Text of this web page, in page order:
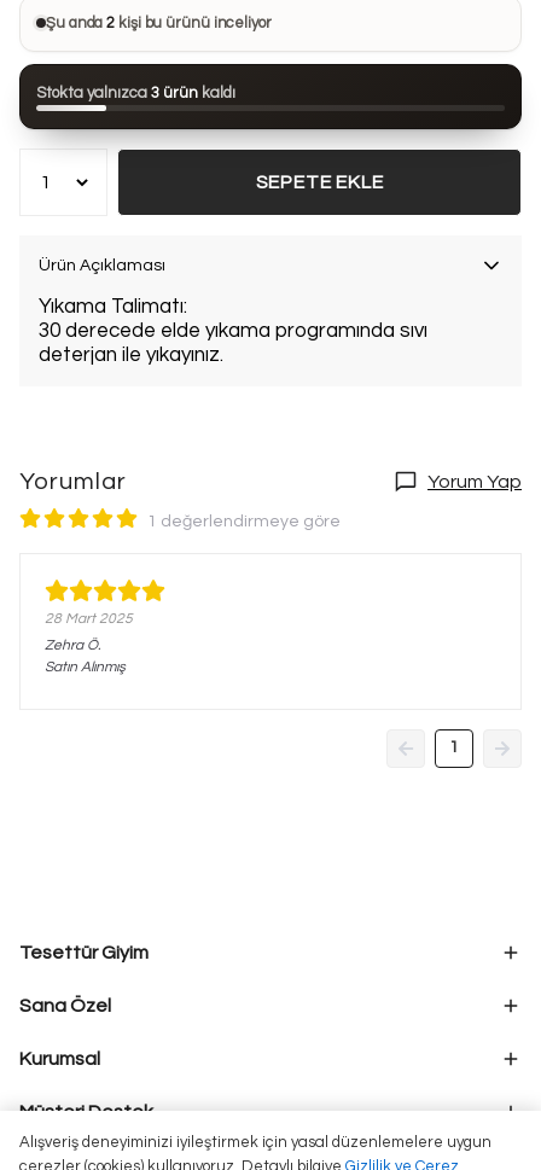
Alışveriş deneyiminizi iyileştirmek için yasal düzenlemelere uygun
çerezler (cookies) kullanıyoruz. Detaylı bilgiye Gizlilik ve Çerez
Bu ürünü 15 kişi favorilerine ekledi
Bu ürün son 24 saatte67 kezgörüntülendi
Şu anda2 kişi bu ürünü inceliyor
Stokta yalnızca 3 ürün kaldı
SEPETE EKLE
Ürün Açıklaması
Yıkama Talimatı:
30 derecede elde yıkama programında sıvı
deterjan ile yıkayınız.
Yorumlar Yorum Yap
1 değerlendirmeye göre
28 Mart 2025
Zehra Ö.
Satın Alınmış
1
Tesettür Giyim
Sana Özel
Kurumsal
Müşteri Destek